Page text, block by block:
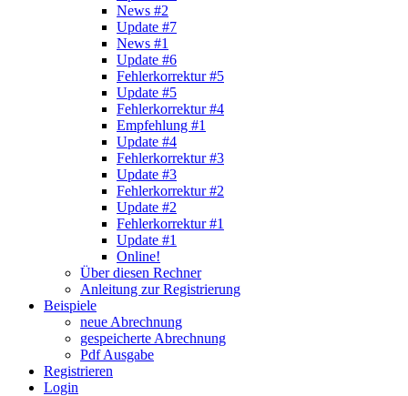
News #2
Update #7
News #1
Update #6
Fehlerkorrektur #5
Update #5
Fehlerkorrektur #4
Empfehlung #1
Update #4
Fehlerkorrektur #3
Update #3
Fehlerkorrektur #2
Update #2
Fehlerkorrektur #1
Update #1
Online!
Über diesen Rechner
Anleitung zur Registrierung
Beispiele
neue Abrechnung
gespeicherte Abrechnung
Pdf Ausgabe
Registrieren
Login